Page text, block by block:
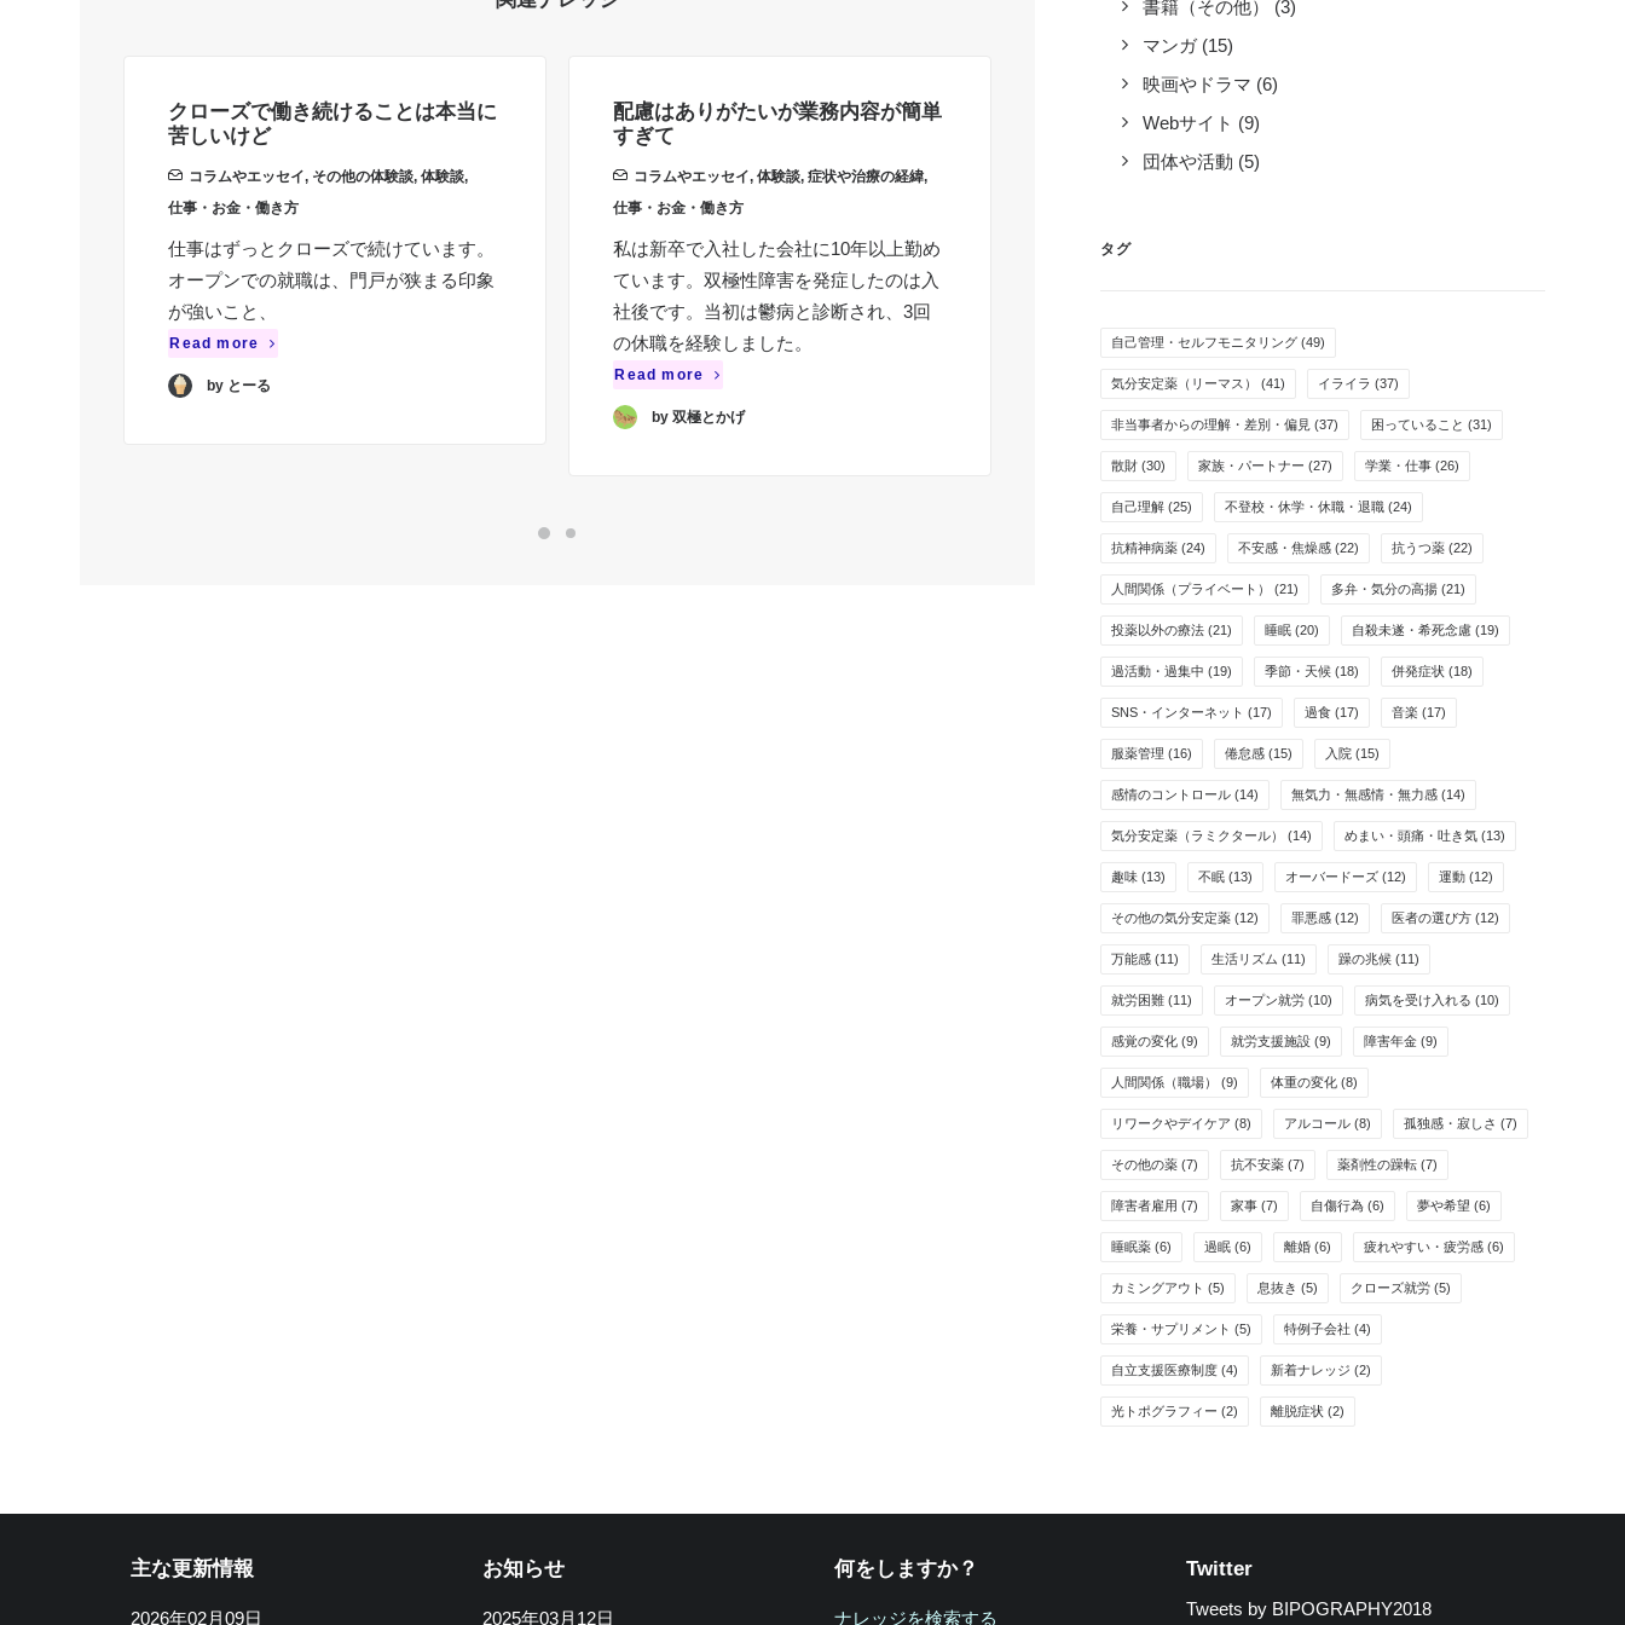
クローズで働き続けることは本当に
苦しいけど
コラムやエッセイ, その他の体験談, 体験談,
仕事・お金・働き方
仕事はずっとクローズで続けています。
オープンでの就職は、門戸が狭まる印象
が強いこと、
Read more
by とーる
配慮はありがたいが業務内容が簡単
すぎて
コラムやエッセイ, 体験談, 症状や治療の経緯,
仕事・お金・働き方
私は新卒で入社した会社に10年以上勤め
ています。双極性障害を発症したのは入
社後です。当初は鬱病と診断され、3回
の休職を経験しました。
Read more
by 双極とかげ
職場へのカミングアウトが上手く行
き、働きやすくなった
体験談
仕事・お金・働き方
ゃけました。
Read more
by CH3COOH
書籍（その他）
(3)
マンガ (15)
映画やドラマ (6)
Webサイト (9)
団体や活動 (5)
タグ
自己管理・セルフモニタリング (49)
気分安定薬（リーマス） (41) イライラ (37)
非当事者からの理解・差別・偏見 (37) 困っていること (31)
散財 (30) 家族・パートナー (27) 学業・仕事 (26)
自己理解 (25) 不登校・休学・休職・退職 (24)
抗精神病薬 (24) 不安感・焦燥感 (22) 抗うつ薬 (22)
人間関係（プライベート） (21) 多弁・気分の高揚 (21)
投薬以外の療法 (21) 睡眠 (20) 自殺未遂・希死念慮 (19)
過活動・過集中 (19) 季節・天候 (18) 併発症状 (18)
SNS・インターネット (17) 過食 (17) 音楽 (17)
服薬管理 (16) 倦怠感 (15) 入院 (15)
感情のコントロール (14) 無気力・無感情・無力感 (14)
気分安定薬（ラミクタール） (14) めまい・頭痛・吐き気 (13)
趣味 (13) 不眠 (13) オーバードーズ (12) 運動 (12)
その他の気分安定薬 (12) 罪悪感 (12) 医者の選び方 (12)
万能感 (11) 生活リズム (11) 躁の兆候 (11)
就労困難 (11) オープン就労 (10) 病気を受け入れる (10)
感覚の変化 (9) 就労支援施設 (9) 障害年金 (9)
人間関係（職場） (9) 体重の変化 (8)
リワークやデイケア (8) アルコール (8) 孤独感・寂しさ (7)
その他の薬 (7) 抗不安薬 (7) 薬剤性の躁転 (7)
障害者雇用 (7) 家事 (7) 自傷行為 (6) 夢や希望 (6)
睡眠薬 (6) 過眠 (6) 離婚 (6) 疲れやすい・疲労感 (6)
カミングアウト (5) 息抜き (5) クローズ就労 (5)
栄養・サプリメント (5) 特例子会社 (4)
自立支援医療制度 (4) 新着ナレッジ (2)
光トポグラフィー (2) 離脱症状 (2)
主な更新情報
2026年02月09日
お知らせ
2025年03月12日
何をしますか？
ナレッジを検索する
Twitter
Tweets by BIPOGRAPHY2018